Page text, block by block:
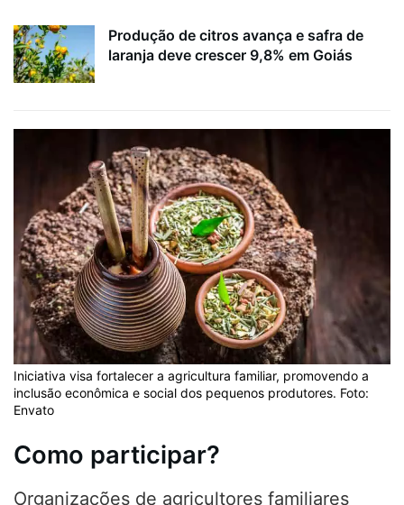
Produção de citros avança e safra de
laranja deve crescer 9,8% em Goiás
Iniciativa visa fortalecer a agricultura familiar, promovendo a
inclusão econômica e social dos pequenos produtores. Foto:
Envato
Como participar?
Organizações de agricultores familiares